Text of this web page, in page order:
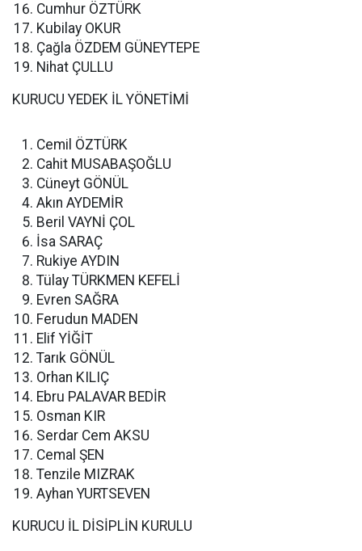
Cumhur ÖZTÜRK
Kubilay OKUR
Çağla ÖZDEM GÜNEYTEPE
Nihat ÇULLU
KURUCU YEDEK İL YÖNETİMİ
Cemil ÖZTÜRK
Cahit MUSABAŞOĞLU
Cüneyt GÖNÜL
Akın AYDEMİR
Beril VAYNİ ÇOL
İsa SARAÇ
Rukiye AYDIN
Tülay TÜRKMEN KEFELİ
Evren SAĞRA
Ferudun MADEN
Elif YİĞİT
Tarık GÖNÜL
Orhan KILIÇ
Ebru PALAVAR BEDİR
Osman KIR
Serdar Cem AKSU
Cemal ŞEN
Tenzile MIZRAK
Ayhan YURTSEVEN
KURUCU İL DİSİPLİN KURULU